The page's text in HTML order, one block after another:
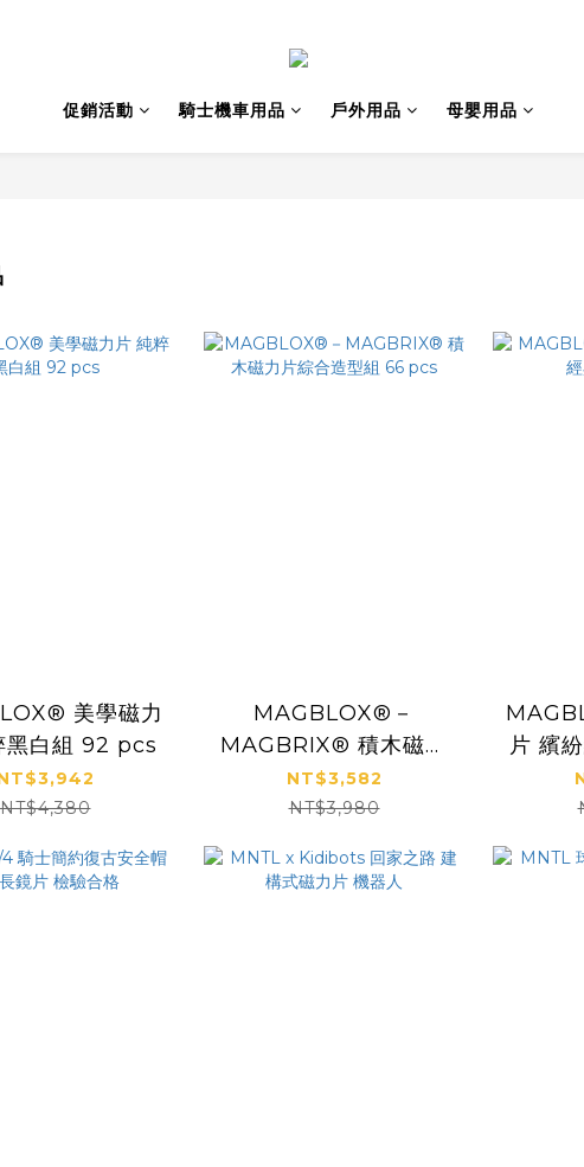
促銷活動 騎士機車用品 戶外用品 母嬰用品
美學磁力
黑白組 92 pcs
NT$4,380
MAGBLOX®－
MAGBRIX® 積木磁力
片綜合造型組 66 pcs
NT$3,582
NT$3,980
片 繽